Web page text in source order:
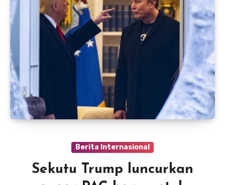
Berita Internasional
Sekutu Trump luncurkan